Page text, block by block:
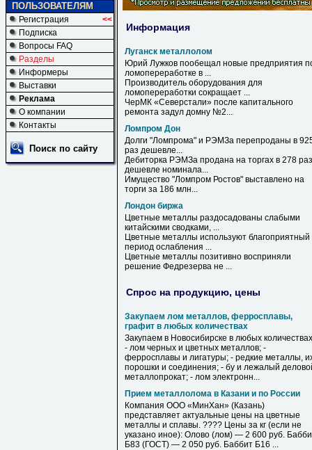
ПОЛЬЗОВАТЕЛЯМ
Регистрация
<<
Подписка
Вопросы FAQ
Разделы
Информеры
Выставки
Реклама
О компании
Контакты
Поиск по сайту
Информация
Луганск металлолом
Юрий Лужков пообещал новые предприятия
ломопереработке в ...
Производитель оборудования для
ломопереработки сокращает ...
ЧерМК «Северстали» после капитального
ремонта задул домну №2...
Ломпром Дон
Долги "Ломпрома" и РЭМЗа перепроданы в
раз дешевле...
Дебиторка РЭМЗа продана на торгах в 278 раз
дешевле номинала...
Имущество "Ломпром Ростов" выставлено на
торги за 186 млн...
Лондон биржа
Цветные металлы раздосадованы слабыми
китайскими сводками, ...
Цветные металлы используют благоприятный
период ослабления ...
Цветные металлы позитивно восприняли
решение Федрезерва не ...
Спрос на продукцию, цены
Закупаем лом металлов, ферросплавы,
графит в любых количествах
Закупаем в Новосибирске в любых
- лом черных и цветных металлов; -
ферросплавы и лигатуры; - редкие металлы,
порошки и соединения; - бу и лежалый
металлопрокат; - лом электронн...
Прием металлолома в Казани и по России
Компания ООО «МинХан» (Казань)
представляет актуальные цены на цветные
металлы и сплавы. ???? Цены за кг (если не
указано иное): Олово (лом) — 2 600 руб.
Б83 (ГОСТ) — 2 050 руб. Баббит Б16 ...